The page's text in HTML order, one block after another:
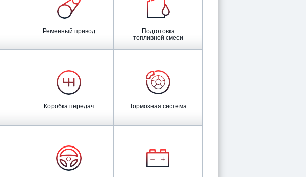
Ременный привод
Подготовка
топливной смеси
Коробка передач Тормозная система